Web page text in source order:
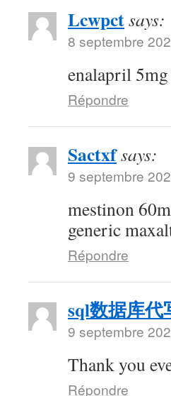
Lcwpctsays:
8 septembre
enalapril
Répondre
Sactxfsays:
9 septembre
mestinon
generic
Répondre
sql数据库代
9 septembre
Thank you
Répondre